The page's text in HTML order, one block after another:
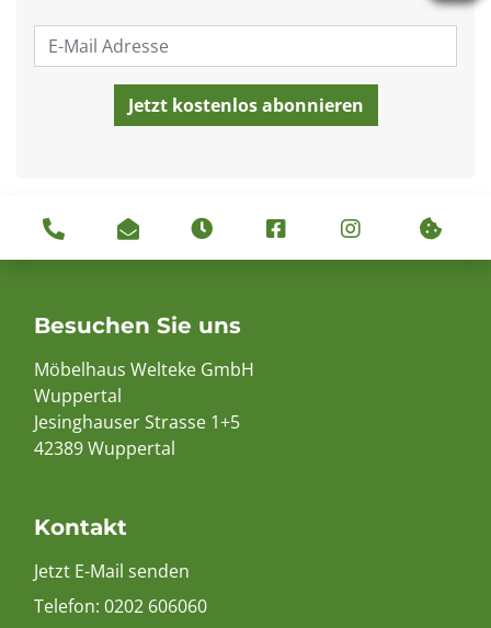
Besuchen Sie uns
Möbelhaus Welteke GmbH
Wuppertal
Jesinghauser Strasse 1+5
42389 Wuppertal
Kontakt
Jetzt E-Mail senden
Telefon: 0202 606060